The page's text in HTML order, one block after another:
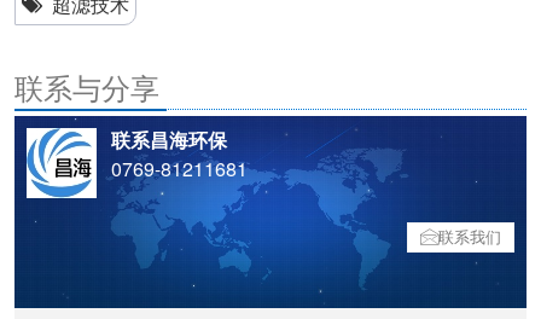
联系与分享
联系昌海环保
0769-81211681
联系我们